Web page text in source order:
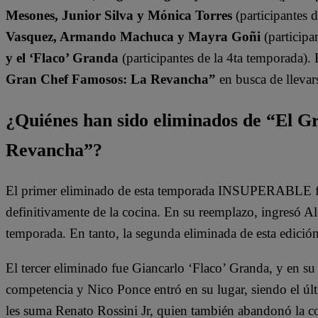
Mesones, Junior Silva y Mónica Torres (participantes
Vasquez, Armando Machuca y Mayra Goñi
y el ‘Flaco’ Granda (participantes de la 4ta temporada).
Gran Chef Famosos: La Revancha” en busca de
¿Quiénes han sido eliminados de “El
Revancha”?
El primer eliminado de esta temporada INSUPERABLE
definitivamente de la cocina. En su reemplazo, ingresó
temporada. En tanto, la segunda eliminada de esta
El tercer eliminado fue Giancarlo ‘Flaco’ Granda, y en
competencia y Nico Ponce entró en su lugar, siendo el
les suma Renato Rossini Jr, quien también abandonó la